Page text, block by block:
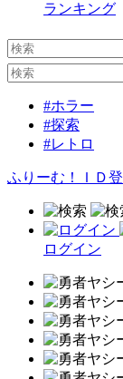
ランキング
#ホラー
#探索
#レトロ
ふりーむ！ＩＤ登
ログイン